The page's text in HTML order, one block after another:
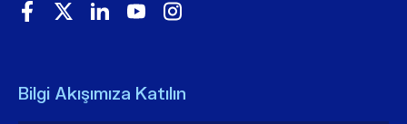
Bilgi Akışımıza Katılın